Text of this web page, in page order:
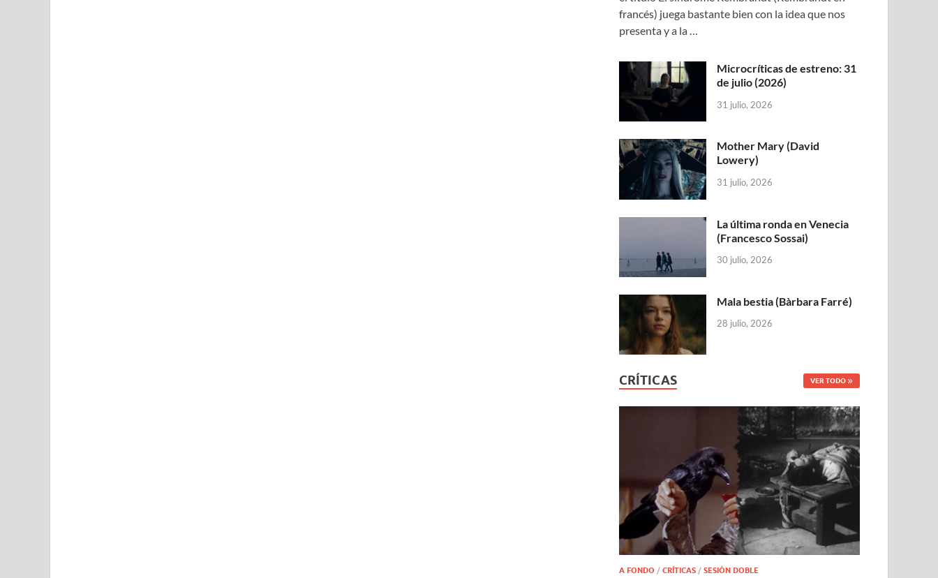
francés) juega bastante bien con la idea que nos
presenta y a la …
Microcríticas de estreno: 31
de julio (2026)
31 julio, 2026
Mother Mary (David
Lowery)
31 julio, 2026
La última ronda en Venecia
(Francesco Sossai)
30 julio, 2026
Mala bestia (Bàrbara Farré)
28 julio, 2026
CRÍTICAS VER TODO
A FONDO /CRÍTICAS /SESIÓN DOBLE